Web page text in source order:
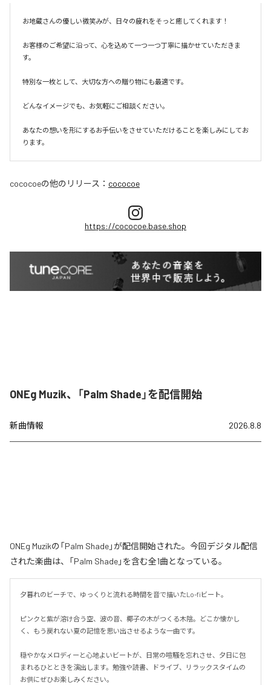
お地蔵さんの優しい微笑みが、日々の疲れをそっと癒してくれます！
お客様のご希望に沿って、心を込めて一つ一つ丁寧に描かせていただきま
す。
特別な一枚として、大切な方への贈り物にも最適です。
どんなイメージでも、お気軽にご相談ください。
あなたの想いを形にするお手伝いをさせていただけることを楽しみにしてお
ります。
cococoeの他のリリース： cococoe
https://cococoe.base.shop
ONEg Muzik、「Palm Shade」を配信開始
新曲情報 2026.8.8
ONEg Muzikの「Palm Shade」が配信開始された。今回デジタル配信
された楽曲は、「Palm Shade」を含む全1曲となっている。
夕暮れのビーチで、ゆっくりと流れる時間を音で描いたLo-fiビート。
ピンクと紫が溶け合う空、波の音、椰子の木がつくる木陰。どこか懐かし
く、もう戻れない夏の記憶を思い出させるような一曲です。
穏やかなメロディーと心地よいビートが、日常の喧騒を忘れさせ、夕日に包
まれるひとときを演出します。勉強や読書、ドライブ、リラックスタイムの
お供にぜひお楽しみください。